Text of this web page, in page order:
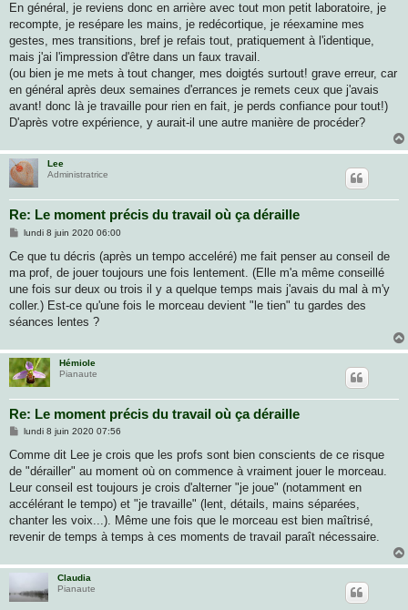
En général, je reviens donc en arrière avec tout mon petit laboratoire, je
recompte, je resépare les mains, je redécortique, je réexamine mes
gestes, mes transitions, bref je refais tout, pratiquement à l'identique,
mais j'ai l'impression d'être dans un faux travail.
(ou bien je me mets à tout changer, mes doigtés surtout! grave erreur, car
en général après deux semaines d'errances je remets ceux que j'avais
avant! donc là je travaille pour rien en fait, je perds confiance pour tout!)
D'après votre expérience, y aurait-il une autre manière de procéder?
Lee
Administratrice
Re: Le moment précis du travail où ça déraille
M
s
a
g
lundi 8 juin 2020 06:00
Ce que tu décris (après un tempo acceléré) me fait penser au conseil de
ma prof, de jouer toujours une fois lentement. (Elle m'a même conseillé
une fois sur deux ou trois il y a quelque temps mais j'avais du mal à m'y
coller.) Est-ce qu'une fois le morceau devient "le tien" tu gardes des
séances lentes ?
Hémiole
Pianaute
Re: Le moment précis du travail où ça déraille
M
s
a
g
lundi 8 juin 2020 07:56
Comme dit Lee je crois que les profs sont bien conscients de ce risque
de "dérailler" au moment où on commence à vraiment jouer le morceau.
Leur conseil est toujours je crois d'alterner "je joue" (notamment en
accélérant le tempo) et "je travaille" (lent, détails, mains séparées,
chanter les voix...). Même une fois que le morceau est bien maîtrisé,
revenir de temps à temps à ces moments de travail paraît nécessaire.
Claudia
Pianaute